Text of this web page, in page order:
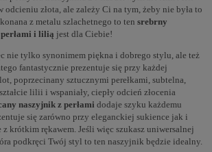
odcieniu złota, ale zależy Ci na tym, żeby nie była to
z metalu szlachetnego to ten srebrny
perłami i lilią jest dla Ciebie!
nie tylko synonimem piękna i dobrego stylu, ale też
fantastycznie prezentuje się przy każdej
poprzecinany sztucznymi perełkami, subtelna,
lilii i wspaniały, ciepły odcień złocenia
naszyjnik z perłami dodaje szyku każdemu
się zarówno przy eleganckiej sukience jak i
krótkim rękawem. Jeśli więc szukasz uniwersalnej
podkręci Twój styl to ten naszyjnik będzie idealny.